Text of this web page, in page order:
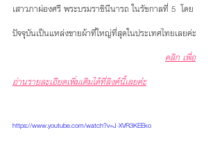
เสาวภาผ่องศรี พระบรมราชินีนารถ ในรัชกาลที่ 5  โดย
ปัจจุบันเป็นแหล่งขายผ้าที่ใหญ่ที่สุดในประเทศไทยเลยค่ะ
คลิก เพื่อ
อ่านรายละเอียดเพิ่มเติมได้ที่ลิงค์นี้เลยค่่ะ
https://www.youtube.com/watch?v=J-XVR3KEEko